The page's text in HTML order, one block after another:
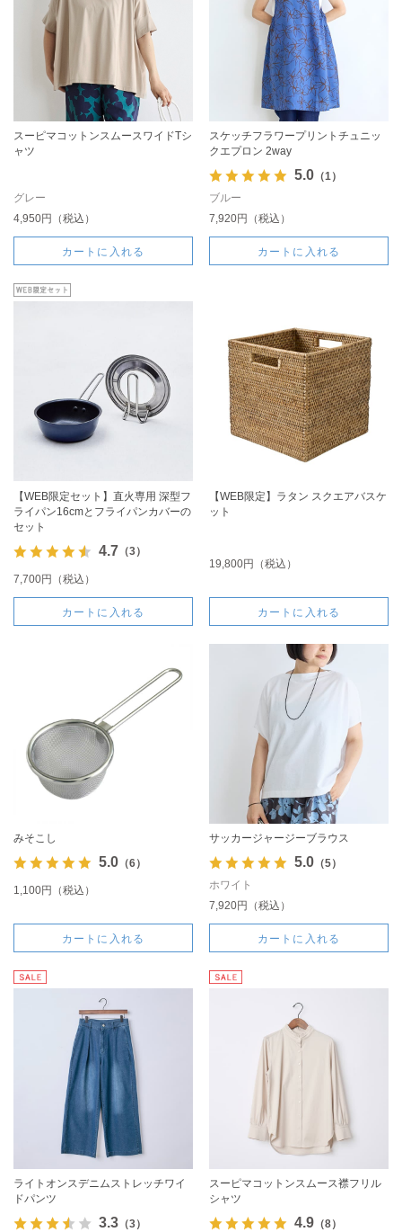
スーピマコットンスムースワイドTシ
ャツ
グレー
4,950円（税込）
カートに入れる
スケッチフラワープリントチュニッ
クエプロン 2way
5.0（1）
ブルー
7,920円（税込）
カートに入れる
【WEB限定セット】直火専用 深型フ
ライパン16cmとフライパンカバーの
セット
4.7 （3）
7,700円（税込）
カートに入れる
【WEB限定】ラタン スクエアバスケ
ット
19,800円（税込）
カートに入れる
みそこし
5.0（6）
1,100円（税込）
カートに入れる
サッカージャージーブラウス
5.0（5）
ホワイト
7,920円（税込）
カートに入れる
ライトオンスデニムストレッチワイ
ドパンツ
3.3（3）
スーピマコットンスムース襟フリル
シャツ
4.9（8）